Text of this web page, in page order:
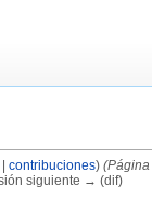
contribuciones)
siguiente → (dif)